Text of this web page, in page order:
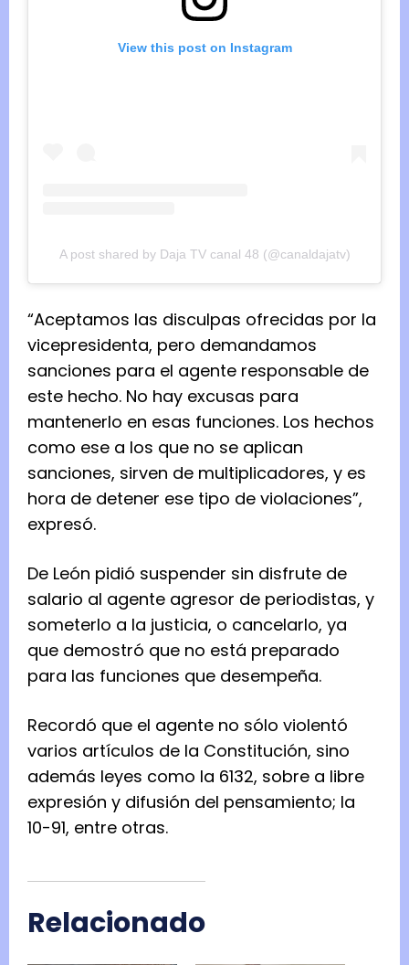
View this post on Instagram
A post shared by Daja TV canal 48 (@canaldajatv)
“Aceptamos las disculpas ofrecidas por la
vicepresidenta, pero demandamos
sanciones para el agente responsable de
este hecho. No hay excusas para
mantenerlo en esas funciones. Los hechos
como ese a los que no se aplican
sanciones, sirven de multiplicadores, y es
hora de detener ese tipo de violaciones”,
expresó.
De León pidió suspender sin disfrute de
salario al agente agresor de periodistas, y
someterlo a la justicia, o cancelarlo, ya
que demostró que no está preparado
para las funciones que desempeña.
Recordó que el agente no sólo violentó
varios artículos de la Constitución, sino
además leyes como la 6132, sobre a libre
expresión y difusión del pensamiento; la
10-91, entre otras.
Relacionado